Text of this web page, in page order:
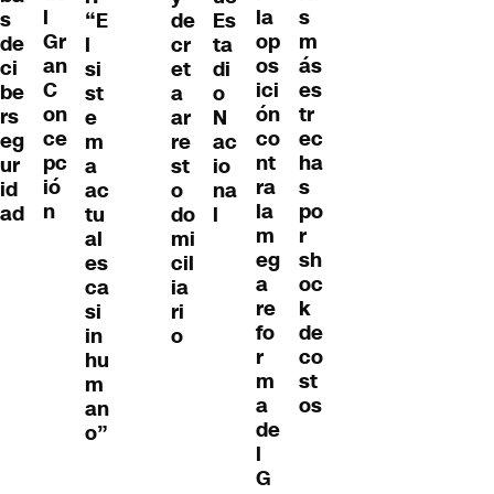
s
de
ci
be
rs
eg
ur
id
ad
l
Gr
an
C
on
ce
pc
ió
n
“E
l
si
st
e
m
a
ac
tu
al
es
ca
si
in
hu
m
an
o”
de
cr
et
a
ar
re
st
o
do
mi
cil
ia
ri
o
Es
ta
di
o
N
ac
io
na
l
la
op
os
ici
ón
co
nt
ra
la
m
eg
a
re
fo
r
m
a
de
l
G
s
m
ás
es
tr
ec
ha
s
po
r
sh
oc
k
de
co
st
os